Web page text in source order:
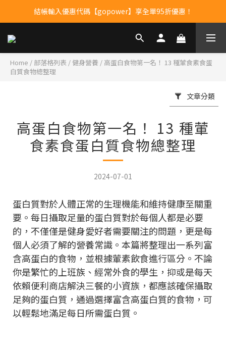
果果11歲慶｜App 下單享 5% 購物金回饋
結帳輸入優惠代碼【gopower】享全單95折優惠！
11歲慶好禮｜買 500g/1kg 指定乳清2包贈品牌毛巾
Home / 部落格列表 /健身營養 / 高蛋白食物第一名！ 13 種葷食素食蛋
白質食物總整理
文章分類
高蛋白食物第一名！ 13 種葷
食素食蛋白質食物總整理
2024-07-01
蛋白質對於人體正常的生理機能和維持健康至關重
要。每日攝取足量的蛋白質對於每個人都是必要
的，不僅僅是健身愛好者需要關注的問題，更是每
個人必須了解的營養常識。本篇將整理出一系列富
含高蛋白的食物，並根據葷素飲食進行區分。不論
你是繁忙的上班族、經常外食的學生，抑或是每天
依賴便利商店解決三餐的小資族，都應該確保攝取
足夠的蛋白質，通過選擇富含高蛋白質的食物，可
以輕鬆地滿足每日所需蛋白質。